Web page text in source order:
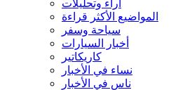
آراء وتحليلات
المواضيع الأكثر قراءة
سياحة وسفر
أخبار السيارات
كاريكاتير
نساء في الأخبار
ناس في الأخبار